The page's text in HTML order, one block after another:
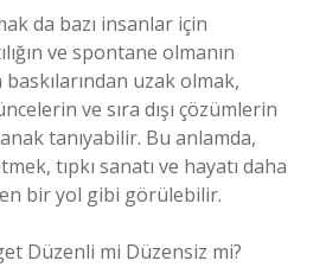
da bazı insanlar için
ve spontane olmanın
uzak olmak,
ve sıra dışı çözümlerin
tanıyabilir. Bu anlamda,
tıpkı sanatı ve hayatı daha
bir yol gibi görülebilir.
Düzenli mi Düzensiz mi?